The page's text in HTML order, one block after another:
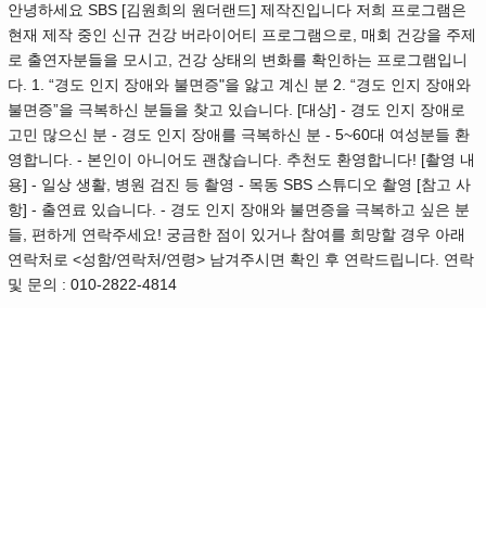
안녕하세요 SBS [김원희의 원더랜드] 제작진입니다 저희 프로그램은
현재 제작 중인 신규 건강 버라이어티 프로그램으로, 매회 건강을 주제
로 출연자분들을 모시고, 건강 상태의 변화를 확인하는 프로그램입니
다. 1. “경도 인지 장애와 불면증"을 앓고 계신 분 2. “경도 인지 장애와
불면증”을 극복하신 분들을 찾고 있습니다. [대상] - 경도 인지 장애로
고민 많으신 분 - 경도 인지 장애를 극복하신 분 - 5~60대 여성분들 환
영합니다. - 본인이 아니어도 괜찮습니다. 추천도 환영합니다! [촬영 내
용] - 일상 생활, 병원 검진 등 촬영 - 목동 SBS 스튜디오 촬영 [참고 사
항] - 출연료 있습니다. - 경도 인지 장애와 불면증을 극복하고 싶은 분
들, 편하게 연락주세요! 궁금한 점이 있거나 참여를 희망할 경우 아래
연락처로 <성함/연락처/연령> 남겨주시면 확인 후 연락드립니다. 연락
및 문의 : 010-2822-4814